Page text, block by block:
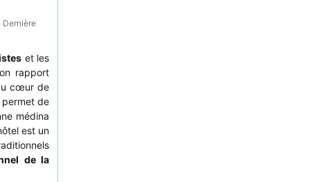
Dernière
et les
rapport
cœur de
permet de
médina
est un
de la